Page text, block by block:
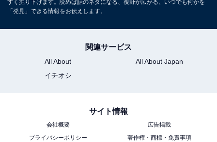
すく掘り下げます。読めば話のネタになる、視野が広がる、いつでも何かを
「発見」できる情報をお伝えします。
関連サービス
All About
All About Japan
イチオシ
サイト情報
会社概要
広告掲載
プライバシーポリシー
著作権・商標・免責事項